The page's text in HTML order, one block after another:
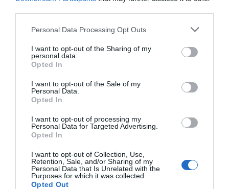
Please note that this website/app uses one or more Google
not limited to your visit or usage behaviour. You may click to
grant or deny consent to Google and its third-party tags to
use your data for below specified purposes in below Google
consent section.
Personal Data Processing Opt Outs
I want to opt-out of the Sharing of my
personal data.
Opted In
I want to opt-out of the Sale of my
Personal Data.
Opted In
I want to opt-out of processing my
Personal Data for Targeted Advertising.
Opted In
I want to opt-out of Collection, Use,
Retention, Sale, and/or Sharing of my
Personal Data that Is Unrelated with the
Purposes for which it was collected.
Opted Out
ΣΧΟΛΙΑ